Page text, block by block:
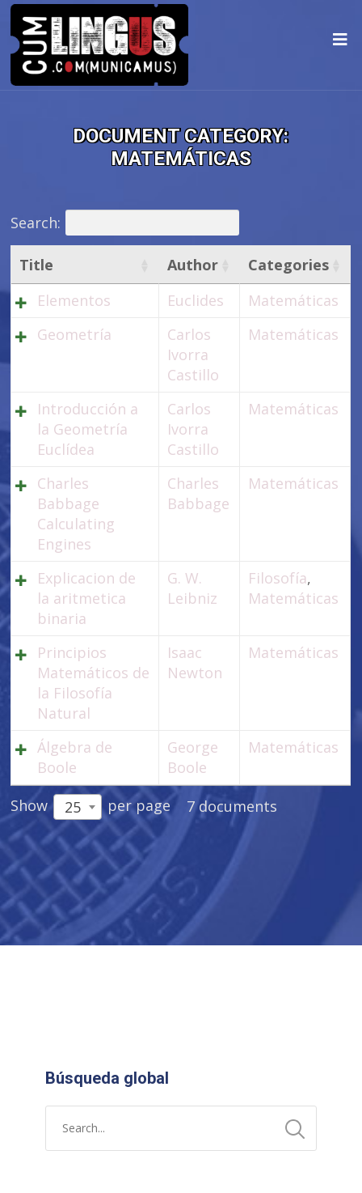
DOCUMENT CATEGORY:
MATEMÁTICAS
Search:
Title Author
Categories
Elementos
Euclides
Matemáticas
Geometría
Carlos
Ivorra
Castillo
Matemáticas
Introducción a
la Geometría
Euclídea
Carlos
Ivorra
Castillo
Matemáticas
Charles
Babbage
Calculating
Engines
Charles
Babbage
Matemáticas
Explicacion de
la aritmetica
binaria
G. W.
Leibniz
Filosofía,
Matemáticas
Principios
Matemáticos de
la Filosofía
Natural
Isaac
Newton
Matemáticas
Álgebra de
Boole
George
Boole
Matemáticas
Show 25 per page 7 documents
Búsqueda global